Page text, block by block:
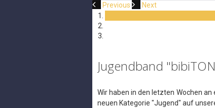
Previous Next
Jugendband
Wir haben in den letzten Wochen
neuen Kategorie "Jugend" auf